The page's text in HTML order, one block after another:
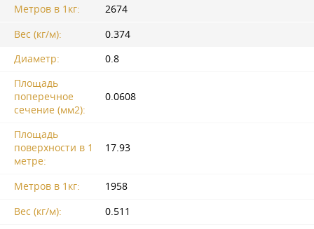
Метров в 1кг:
2674
Вес (кг/м):
0.374
Диаметр:
0.8
Площадь
поперечное
сечение (мм2):
0.0608
Площадь
поверхности в 1
метре:
17.93
Метров в 1кг:
1958
Вес (кг/м):
0.511